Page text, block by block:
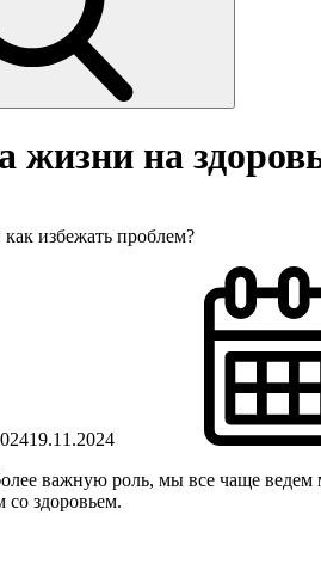
жизни на
избежать проблем?
19.11.2024
важную роль, мы все чаще
здоровьем.